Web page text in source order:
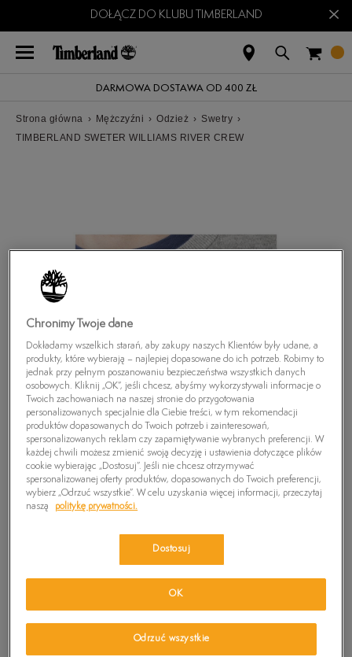
DOŁĄCZ DO KLUBU TIMBERLAND ×
DARMOWA DOSTAWA OD 400 ZŁ
Strona główna › Mężczyźni › Odzież › Swetry ›
TIMBERLAND SWETER WILLIAMS RIVER CREW
TIMBERLAND SWETER WILLIAMS RIVER CREW
PRODUKT NIEDOSTĘPNY
Wybierz swój rozmiar, a gdy będzie dostępny, otrzymasz od nas
Chronimy Twoje dane
Dokładamy wszelkich starań, aby zakupy naszych Klientów były udane, a
produkty, które wybierają – najlepiej dopasowane do ich potrzeb. Robimy to
jednak przy pełnym poszanowaniu bezpieczeństwa wszystkich danych
osobowych. Kliknij „OK”, jeśli chcesz, abyśmy wykorzystywali informacje o
Twoich zachowaniach na naszej stronie do przygotowania
personalizowanych specjalnie dla Ciebie treści, w tym rekomendacji
produktów dopasowanych do Twoich potrzeb i zainteresowań,
spersonalizowanych reklam czy zapamiętywanie wybranych preferencji. W
każdej chwili możesz zmienić swoją decyzję i ustawienia dotyczące plików
cookie wybierając „Dostosuj”. Jeśli nie chcesz otrzymywać
spersonalizowanej oferty produktów, dopasowanych do Twoich preferencji,
wybierz „Odrzuć wszystkie”. W celu uzyskania więcej informacji, przeczytaj
naszą
politykę prywatności.
Dostosuj
Odrzuć wszystkie
OK